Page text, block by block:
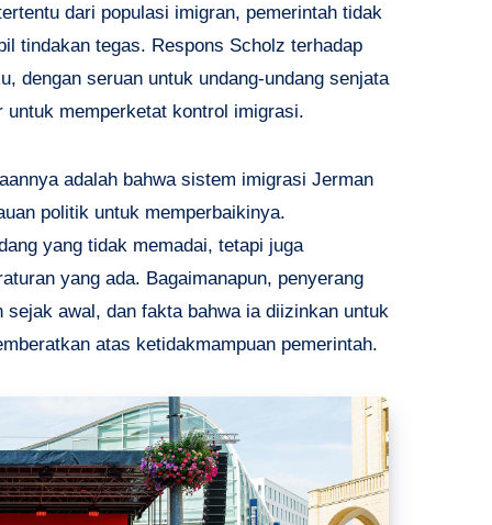
dari populasi imigran, pemerintah tidak
tindakan tegas. Respons Scholz terhadap
dengan seruan untuk undang-undang senjata
memperketat kontrol imigrasi.
adalah bahwa sistem imigrasi Jerman
politik untuk memperbaikinya.
yang tidak memadai, tetapi juga
yang ada. Bagaimanapun, penyerang
awal, dan fakta bahwa ia diizinkan untuk
atas ketidakmampuan pemerintah.